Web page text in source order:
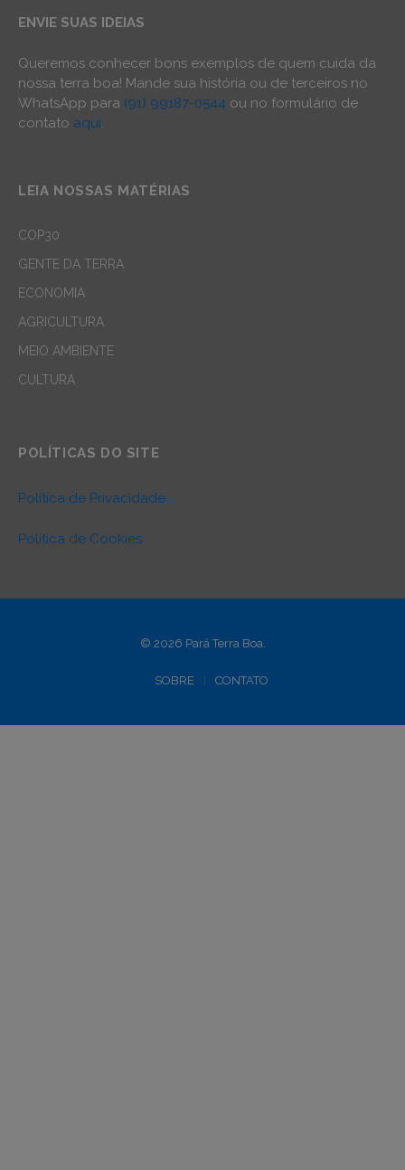
ENVIE SUAS IDEIAS
Queremos conhecer bons exemplos de quem cuida da
nossa terra boa! Mande sua história ou de terceiros no
WhatsApp para (91) 99187-0544 ou no formulário de
contato aqui.
LEIA NOSSAS MATÉRIAS
COP30
GENTE DA TERRA
ECONOMIA
AGRICULTURA
MEIO AMBIENTE
CULTURA
POLÍTICAS DO SITE
Política de Privacidade
Política de Cookies
© 2026 Pará Terra Boa.
SOBRE CONTATO